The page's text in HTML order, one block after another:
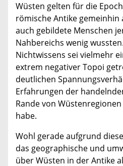
Wüsten gelten für die
römische Antike gemeinhin
auch gebildete Menschen
Nahbereichs wenig
Nichtwissens sei vielmehr
extrem negativer Topoi
deutlichen
Erfahrungen der
Rande von
habe.
Wohl gerade aufgrund
das geographische und
über Wüsten in der Antike